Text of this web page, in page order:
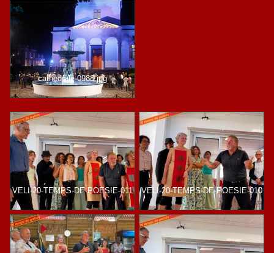
cathedrale-0988.jpg
VELI-20-TEMPS-DE-POESIE-011 VELI-20-TEMPS-DE-POESIE-010